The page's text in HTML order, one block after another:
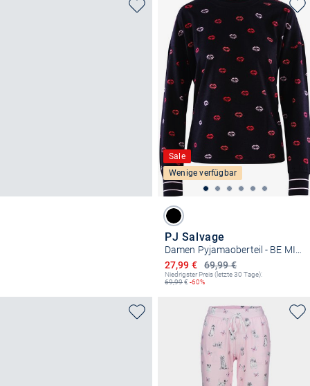
Sale
Wenige verfügbar
PJ Salvage
69,99 €
Ermäßigter Preis
27,99 €
Niedrigster Preis (letzte 30 Tage):
69,99€ -60%